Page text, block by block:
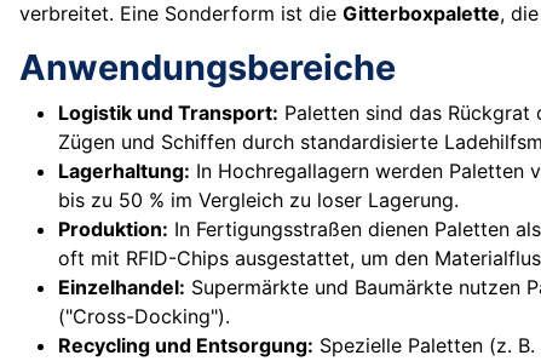
verbreitet. Eine Sonderform ist die Gitterboxpalette,
Anwendungsbereiche
Logistik und Transport: Paletten sind das Rückgrat
Zügen und Schiffen durch standardisierte
Lagerhaltung: In Hochregallagern werden Paletten
bis zu 50 % im Vergleich zu loser Lagerung.
Produktion: In Fertigungsstraßen dienen Paletten
oft mit RFID-Chips ausgestattet, um den
Einzelhandel: Supermärkte und Baumärkte nutzen
("Cross-Docking").
Recycling und Entsorgung: Spezielle Paletten (z.